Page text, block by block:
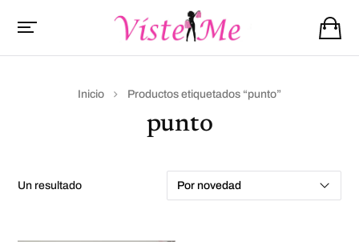
Inicio Productos etiquetados “punto”
punto
un resultado